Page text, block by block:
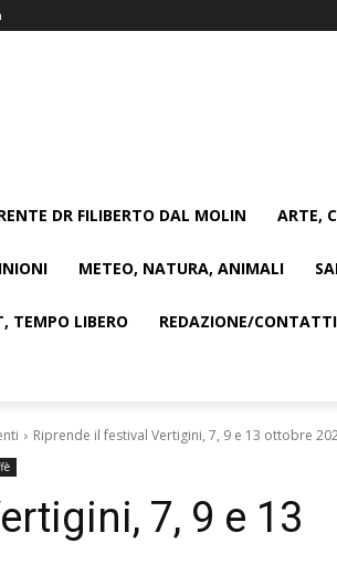
DR FILIBERTO DAL MOLIN ARTE,
METEO, NATURA, ANIMALI
TEMPO LIBERO REDAZIONE/CONTATTI
Riprende il festival Vertigini, 7, 9 e 13 ottobre
7, 9 e 13